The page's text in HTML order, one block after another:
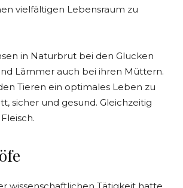
vielfältigen Lebensraum zu
in Naturbrut bei den Glucken
Lämmer auch bei ihren Müttern.
Tieren ein optimales Leben zu
sicher und gesund. Gleichzeitig
wissenschaftlichen Tätigkeit hatte